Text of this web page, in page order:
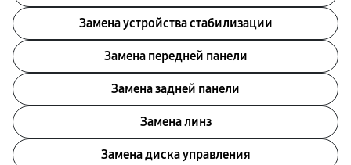
Замена устройства стабилизации
Замена передней панели
Замена задней панели
Замена линз
Замена диска управления